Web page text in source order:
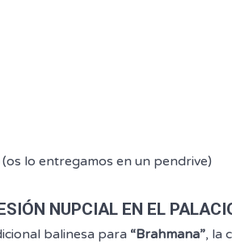
lo entregamos en un pendrive)
NUPCIAL EN EL
balinesa para “Brahmana”, la